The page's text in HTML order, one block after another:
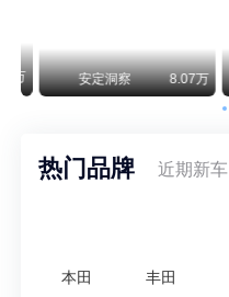
安定洞察 8.07万
热门品牌 近期新车
本田 丰田